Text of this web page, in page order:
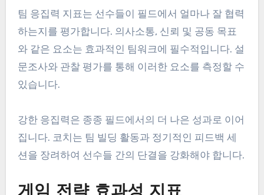
팀 응집력 지표는 선수들이 필드에서 얼마나 잘 협력
하는지를 평가합니다. 의사소통, 신뢰 및 공동 목표
와 같은 요소는 효과적인 팀워크에 필수적입니다. 설
문조사와 관찰 평가를 통해 이러한 요소를 측정할 수
있습니다.
강한 응집력은 종종 필드에서의 더 나은 성과로 이어
집니다. 코치는 팀 빌딩 활동과 정기적인 피드백 세
션을 장려하여 선수들 간의 단결을 강화해야 합니다.